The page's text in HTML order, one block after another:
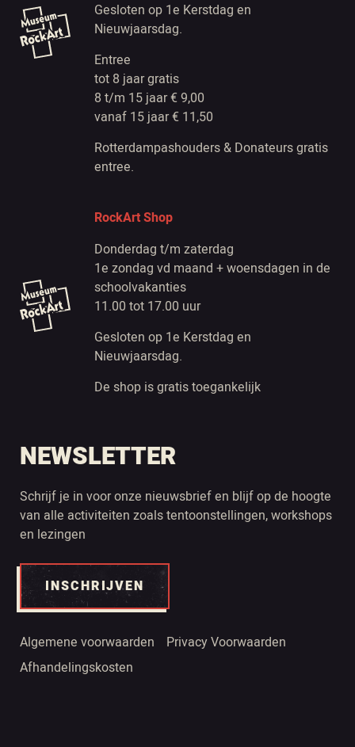
Gesloten op 1e Kerstdag en
Nieuwjaarsdag.
Entree
tot 8 jaar gratis
8 t/m 15 jaar € 9,00
vanaf 15 jaar € 11,50
Rotterdampashouders & Donateurs gratis
entree.
RockArt Shop
Donderdag t/m zaterdag
1e zondag vd maand + woensdagen in de
schoolvakanties
11.00 tot 17.00 uur
Gesloten op 1e Kerstdag en
Nieuwjaarsdag.
De shop is gratis toegankelijk
NEWSLETTER
Schrijf je in voor onze nieuwsbrief en blijf op de hoogte
van alle activiteiten zoals tentoonstellingen, workshops
en lezingen
INSCHRIJVEN
Algemene voorwaarden
Privacy Voorwaarden
Afhandelingskosten